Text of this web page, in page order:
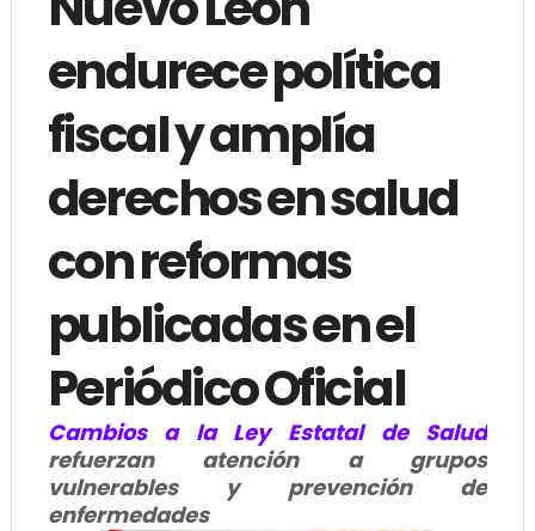
endurece política
fiscal y amplía
derechos en salud
con reformas
publicadas en el
Periódico Oficial
Cambios a la Ley Estatal de Salud
refuerzan atención a grupos
vulnerables y prevención de
enfermedades